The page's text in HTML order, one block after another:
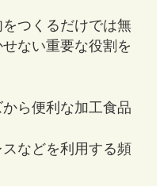
つくるだけでは無
ない重要な役割を
ら便利な加工食品
などを利用する頻